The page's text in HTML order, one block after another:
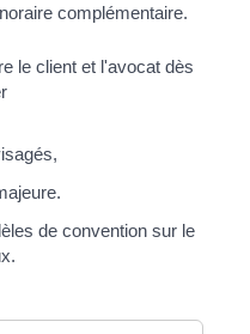
complémentaire.
le client et l'avocat dès
de convention sur le